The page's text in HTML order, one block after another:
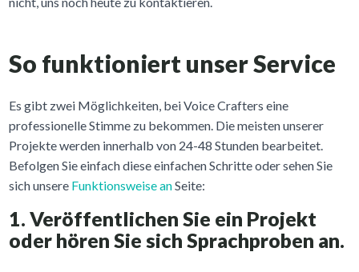
So funktioniert unser Service
Es gibt zwei Möglichkeiten, bei Voice Crafters eine
professionelle Stimme zu bekommen. Die meisten unserer
Projekte werden innerhalb von 24-48 Stunden bearbeitet.
Befolgen Sie einfach diese einfachen Schritte oder sehen Sie
sich unsere Funktionsweise anSeite:
1. Veröffentlichen Sie ein Projekt
oder hören Sie sich Sprachproben an.